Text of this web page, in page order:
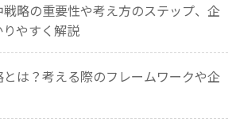
略の重要性や考え方のステップ、企
やすく解説
は？考える際のフレームワークや企